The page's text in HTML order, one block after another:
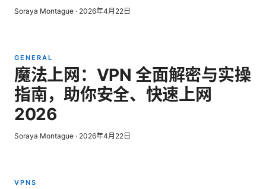
Soraya Montague · 2026年4月22日
GENERAL
魔法上网：VPN 全面解密与实操
指南，助你安全、快速上网
2026
Soraya Montague · 2026年4月22日
VPNS